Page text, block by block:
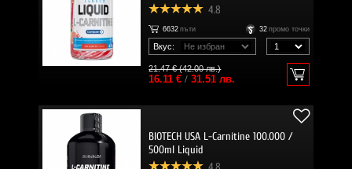
4.8
6632 пъти 32 промо точки
Вкус:
21.47 € (42.00 лв.)
16.11 €/ 31.51 лв.
BIOTECH USA L-Carnitine 100.000 /
500ml Liquid